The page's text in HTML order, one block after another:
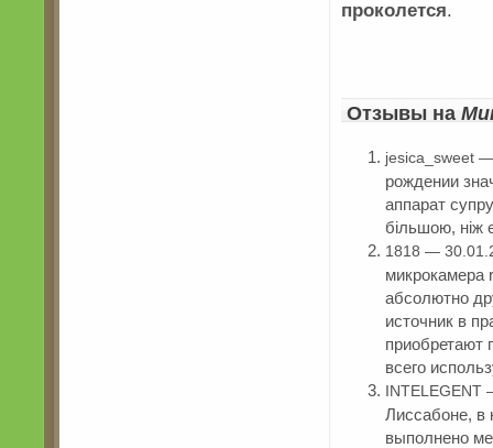
проколется.
Отзывы на
jesica_sweet
рождении
аппарат
більшою, ніж
1818 —
микрокамера
абсолютно
источник в
приобретают
всего
Лиссабоне, в
выполнено